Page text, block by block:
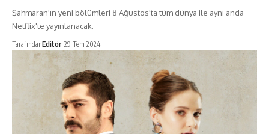
Şahmaran'ın yeni bölümleri 8 Ağustos'ta tüm dünya ile aynı anda
Netflix'te yayınlanacak.
TarafındanEditör 29 Tem 2024